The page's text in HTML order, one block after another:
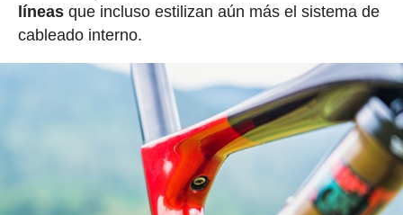
líneasque incluso estilizan aún más el sistema de
cableado interno.